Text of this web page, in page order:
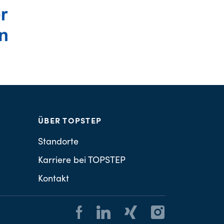
ÜBER TOPSTEP
Standorte
Karriere bei TOPSTEP
Kontakt